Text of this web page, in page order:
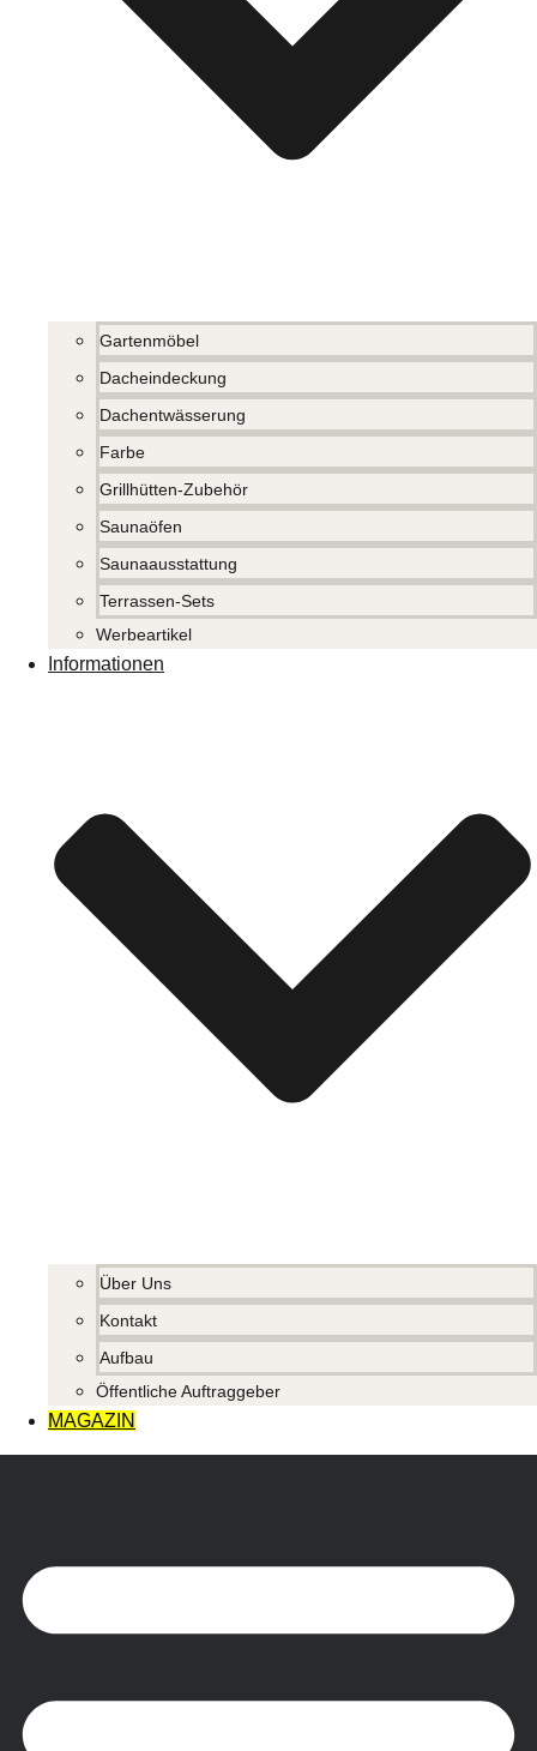
Gartenmöbel
Dacheindeckung
Dachentwässerung
Farbe
Grillhütten-Zubehör
Saunaöfen
Saunaausstattung
Terrassen-Sets
Werbeartikel
Informationen
Über Uns
Kontakt
Aufbau
Öffentliche Auftraggeber
MAGAZIN